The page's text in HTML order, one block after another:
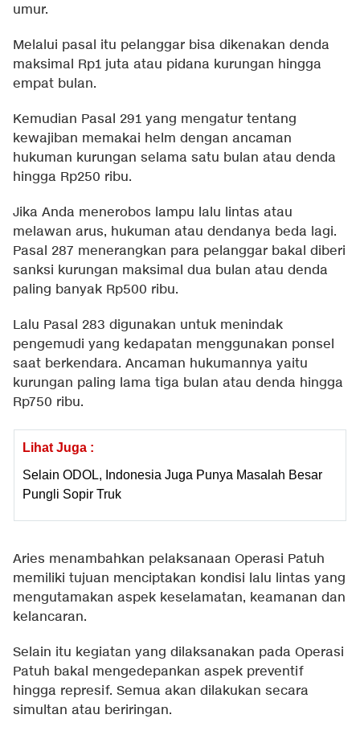
umur.
Melalui pasal itu pelanggar bisa dikenakan denda
maksimal Rp1 juta atau pidana kurungan hingga
empat bulan.
Kemudian Pasal 291 yang mengatur tentang
kewajiban memakai helm dengan ancaman
hukuman kurungan selama satu bulan atau denda
hingga Rp250 ribu.
Jika Anda menerobos lampu lalu lintas atau
melawan arus, hukuman atau dendanya beda lagi.
Pasal 287 menerangkan para pelanggar bakal diberi
sanksi kurungan maksimal dua bulan atau denda
paling banyak Rp500 ribu.
Lalu Pasal 283 digunakan untuk menindak
pengemudi yang kedapatan menggunakan ponsel
saat berkendara. Ancaman hukumannya yaitu
kurungan paling lama tiga bulan atau denda hingga
Rp750 ribu.
Lihat Juga :
Selain ODOL, Indonesia Juga Punya Masalah Besar
Pungli Sopir Truk
Aries menambahkan pelaksanaan Operasi Patuh
memiliki tujuan menciptakan kondisi lalu lintas yang
mengutamakan aspek keselamatan, keamanan dan
kelancaran.
Selain itu kegiatan yang dilaksanakan pada Operasi
Patuh bakal mengedepankan aspek preventif
hingga represif. Semua akan dilakukan secara
simultan atau beriringan.